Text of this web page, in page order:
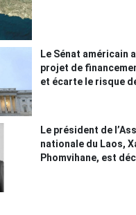
Le Sénat américain
projet de
et écarte le risque
Le président de
nationale du Laos,
Phomvihane, est